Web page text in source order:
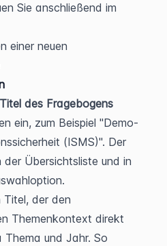
Sie anschließend im
Titel des Fragebogens
ein, zum Beispiel "Demo-
(ISMS)". Der
Übersichtsliste und in
Titel, der den
Themenkontext direkt
und Jahr. So